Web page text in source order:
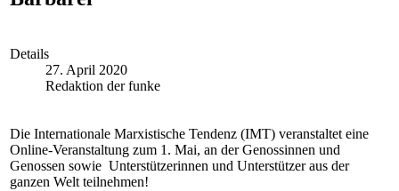
Details
27. April 2020
Redaktion der funke
Die Internationale Marxistische Tendenz (IMT) veranstaltet eine
Online-Veranstaltung zum 1. Mai, an der Genossinnen und
Genossen sowie Unterstützerinnen und Unterstützer aus der
ganzen Welt teilnehmen!